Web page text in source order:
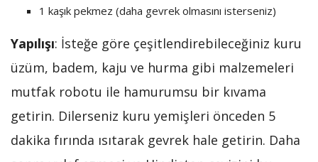
1 kaşık pekmez (daha gevrek olmasını isterseniz)
Yapılışı: İsteğe göre çeşitlendirebileceğiniz kuru
üzüm, badem, kaju ve hurma gibi malzemeleri
mutfak robotu ile hamurumsu bir kıvama
getirin. Dilerseniz kuru yemişleri önceden 5
dakika fırında ısıtarak gevrek hale getirin. Daha